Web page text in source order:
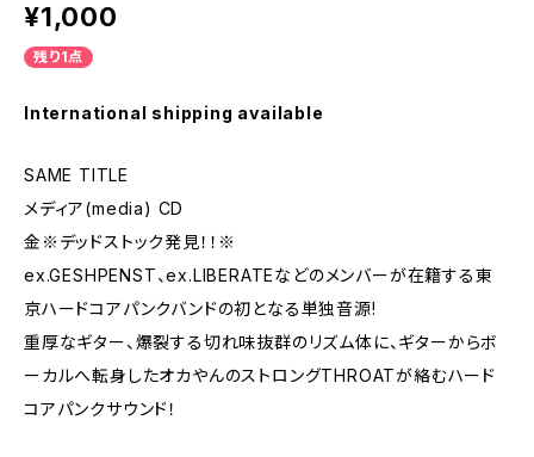
¥1,000
残り1点
International shipping available
SAME TITLE
メディア(media) CD
金※デッドストック発見！！※
ex.GESHPENST、ex.LIBERATEなどのメンバーが在籍する東
京ハードコアパンクバンドの初となる単独音源!
重厚なギター、爆裂する切れ味抜群のリズム体に、ギターからボ
ーカルへ転身したオカやんのストロングTHROATが絡むハード
コアパンクサウンド！